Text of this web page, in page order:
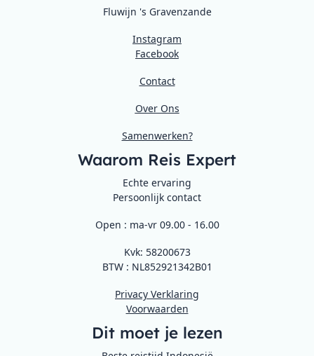
Fluwijn 's Gravenzande
Instagram
Facebook
Contact
Over Ons
Samenwerken?
Waarom Reis Expert
Echte ervaring
Persoonlijk contact
Open : ma-vr 09.00 - 16.00
Kvk: 58200673
BTW : NL852921342B01
Privacy Verklaring
Voorwaarden
Dit moet je lezen